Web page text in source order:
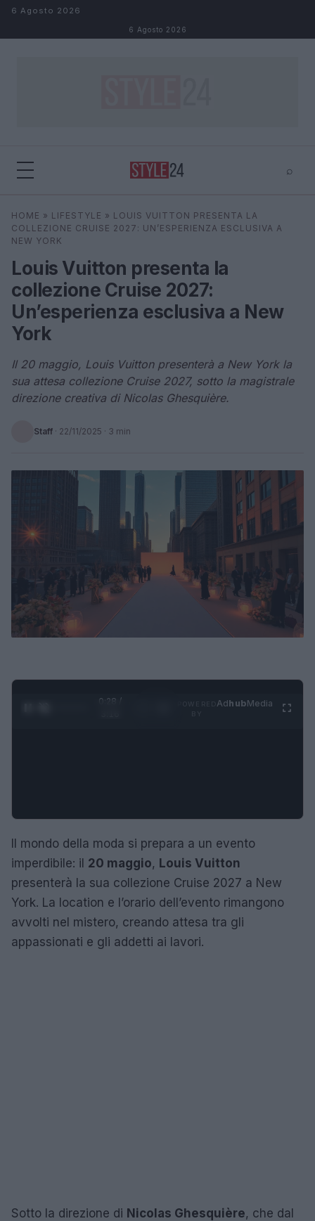
Salta al contenuto
6 Agosto 2026
6 Agosto 2026
⌕
Cerca
HOME » LIFESTYLE » LOUIS VUITTON PRESENTA LA
COLLEZIONE CRUISE 2027: UN’ESPERIENZA ESCLUSIVA A
NEW YORK
Louis Vuitton presenta la
collezione Cruise 2027:
Un’esperienza esclusiva a New
York
Il 20 maggio, Louis Vuitton presenterà a New York la
sua attesa collezione Cruise 2027, sotto la magistrale
direzione creativa di Nicolas Ghesquière.
Staff · 22/11/2025 · 3 min
0:29 /
AdhubMedia
Il mondo della moda si prepara a un evento
imperdibile: il 20 maggio, Louis Vuitton
presenterà la sua collezione Cruise 2027 a New
York. La location e l’orario dell’evento rimangono
avvolti nel mistero, creando attesa tra gli
appassionati e gli addetti ai lavori.
Sotto la direzione di Nicolas Ghesquière, che dal